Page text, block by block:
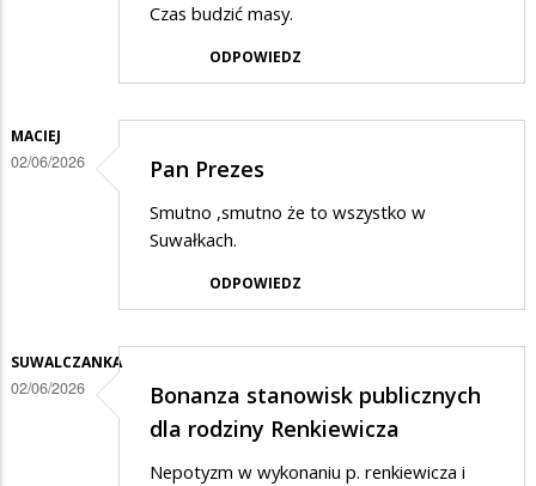
Czas budzić masy.
ODPOWIEDZ
MACIEJ
02/06/2026 Pan Prezes
Smutno ,smutno że to wszystko w
Suwałkach.
ODPOWIEDZ
SUWALCZANKA
02/06/2026
Bonanza stanowisk publicznych
dla rodziny Renkiewicza
Nepotyzm w wykonaniu p. renkiewicza i